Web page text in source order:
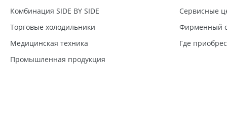
Комбинация SIDE BY SIDE
Торговые холодильники
Медицинская техника
Промышленная продукция
Сервисные
Фирменный
Где